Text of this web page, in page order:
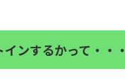
ンするかって・・・